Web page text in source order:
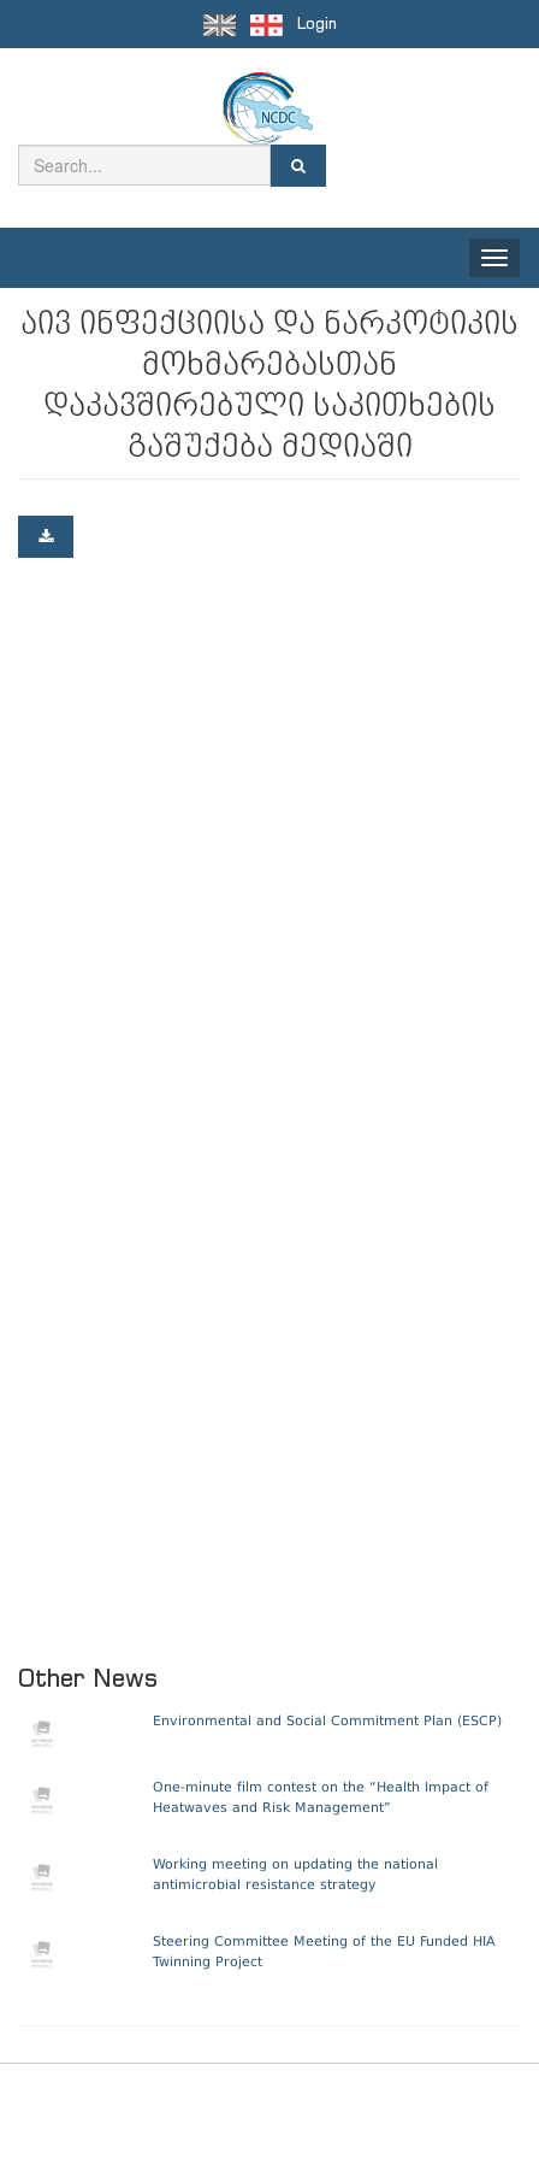
Login
Toggle
აივ ინფექციისა და ნარკოტიკის
მოხმარებასთან
დაკავშირებული საკითხების
გაშუქება მედიაში
Other News
Environmental and Social Commitment Plan (ESCP)
One-minute film contest on the “Health Impact of
Heatwaves and Risk Management”
Working meeting on updating the national
antimicrobial resistance strategy
Steering Committee Meeting of the EU Funded HIA
Twinning Project